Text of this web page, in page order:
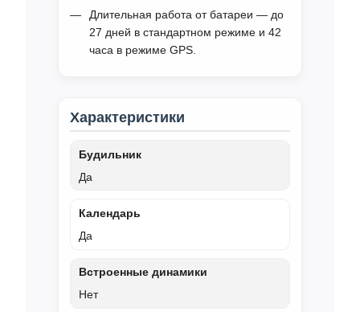
Длительная работа от батареи — до
27 дней в стандартном режиме и 42
часа в режиме GPS.
Характеристики
Будильник
Да
Календарь
Да
Встроенные динамики
Нет